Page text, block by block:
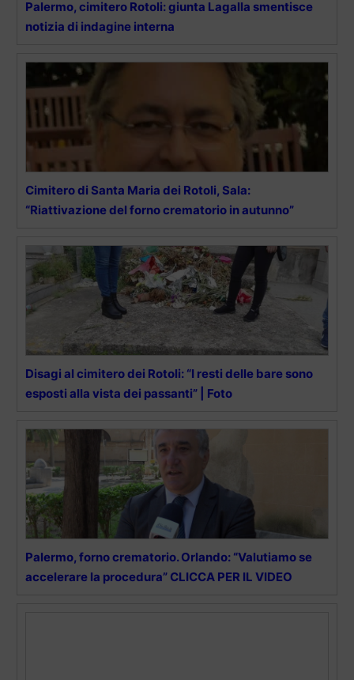
Palermo, cimitero Rotoli: giunta Lagalla smentisce
notizia di indagine interna
Cimitero di Santa Maria dei Rotoli, Sala:
“Riattivazione del forno crematorio in autunno”
Disagi al cimitero dei Rotoli: “I resti delle bare sono
esposti alla vista dei passanti” | Foto
Palermo, forno crematorio. Orlando: “Valutiamo se
accelerare la procedura” CLICCA PER IL VIDEO